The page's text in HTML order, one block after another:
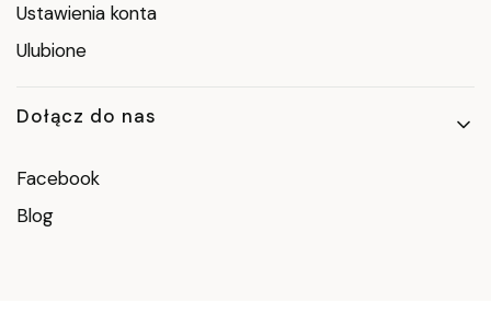
Ustawienia konta
Ulubione
Dołącz do nas
Facebook
Blog